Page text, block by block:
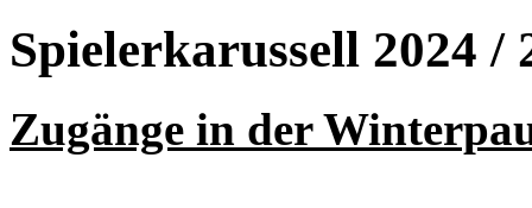
Spielerkarussell 2024 /
Zugänge in der